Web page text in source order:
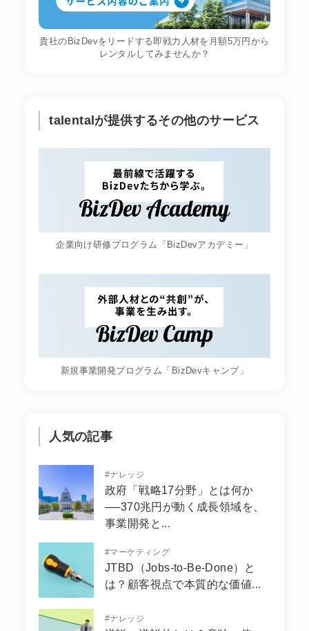
貴社のBizDevをリードする即戦力人材を月額5万円から
レンタルしてみませんか？
talentalが提供するその他のサービス
企業向け研修プログラム「BizDevアカデミー」
新規事業開発プログラム「BizDevキャンプ」
人気の記事
#ナレッジ
政府「戦略17分野」とは何か
──370兆円が動く成長領域を、
事業開発と...
#マーケティング
JTBD（Jobs-to-Be-Done）と
は？顧客視点で本質的な価値...
#ナレッジ